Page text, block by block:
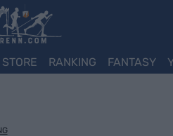
STORE RANKING FANTASY